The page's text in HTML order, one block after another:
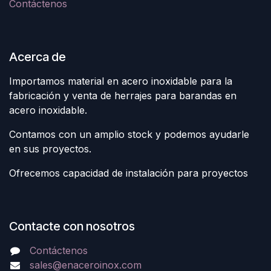
Contáctenos
Acerca de
Importamos material en acero inoxidable para la
fabricación y venta de herrajes para barandas en
acero inoxidable.
Contamos con un amplio stock y podemos ayudarle
en sus proyectos.
Ofrecemos capacidad de instalación para proyectos
Contacte con nosotros
Contáctenos
sales@enaceroinox.com